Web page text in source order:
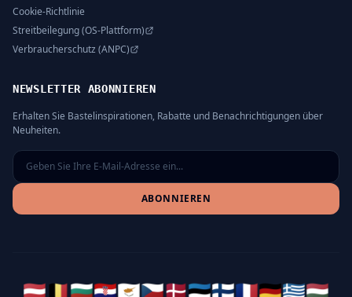
Cookie-Richtlinie
Streitbeilegung (OS-Plattform)
Verbraucherschutz (ANPC)
NEWSLETTER ABONNIEREN
Erhalten Sie Bastelinspirationen, Rabatte und Benachrichtigungen über
Neuheiten.
ABONNIEREN
🇦🇹🇧🇪🇧🇬🇭🇷🇨🇾🇨🇿🇩🇰🇪🇪🇫🇮🇫🇷🇩🇪🇬🇷🇭🇺